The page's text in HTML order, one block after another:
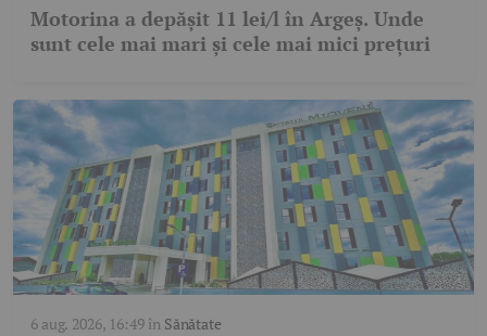
Motorina a depășit 11 lei/l în Argeș. Unde
sunt cele mai mari și cele mai mici prețuri
6 aug. 2026, 16:49în Sănătate